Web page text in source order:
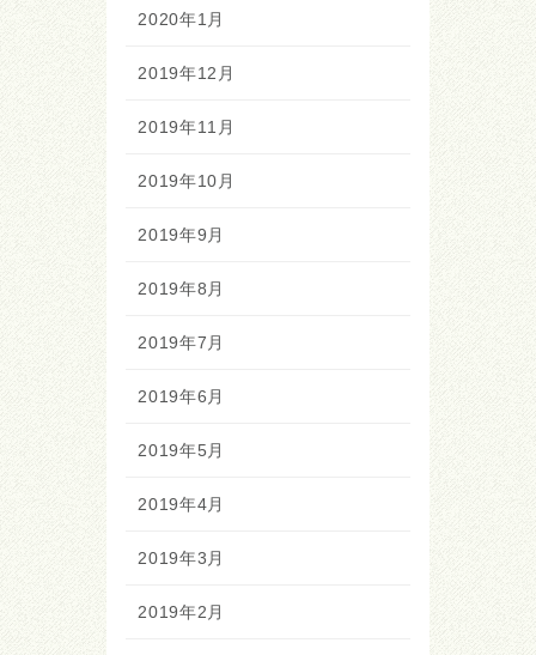
2020年1月
2019年12月
2019年11月
2019年10月
2019年9月
2019年8月
2019年7月
2019年6月
2019年5月
2019年4月
2019年3月
2019年2月